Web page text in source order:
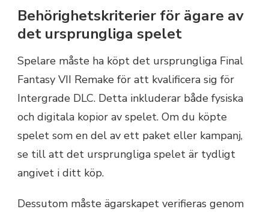
Behörighetskriterier för ägare av
det ursprungliga spelet
Spelare måste ha köpt det ursprungliga Final
Fantasy VII Remake för att kvalificera sig för
Intergrade DLC. Detta inkluderar både fysiska
och digitala kopior av spelet. Om du köpte
spelet som en del av ett paket eller kampanj,
se till att det ursprungliga spelet är tydligt
angivet i ditt köp.
Dessutom måste ägarskapet verifieras genom